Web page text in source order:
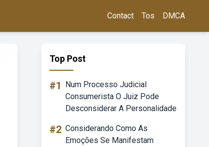
Contact Tos DMCA
Top Post
#1
Num Processo Judicial
Consumerista O Juiz Pode
Desconsiderar A Personalidade
#2 Considerando Como As
Emoções Se Manifestam